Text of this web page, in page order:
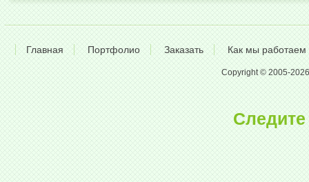
Главная Портфолио Заказать Как мы работаем
Copyright © 2005-